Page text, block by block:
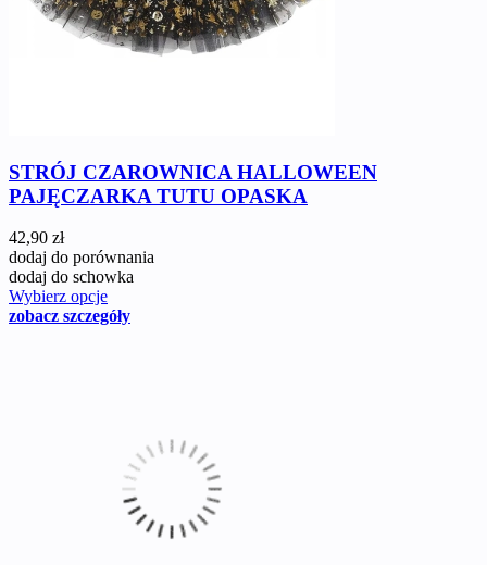
STRÓJ CZAROWNICA HALLOWEEN
PAJĘCZARKA TUTU OPASKA
42,90 zł
dodaj do porównania
dodaj do schowka
Wybierz opcje
zobacz szczegóły